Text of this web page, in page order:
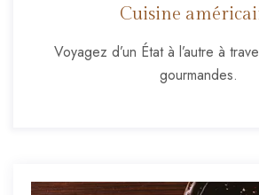
Cuisine
Voyagez d’un État à l’autre à
gourmandes.